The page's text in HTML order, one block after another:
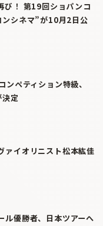
び！ 第19回ショパンコ
シネマ”が10月2日公
ペティション特級、
定
ァイオリニスト松本紘佳
ル優勝者、日本ツアーへ